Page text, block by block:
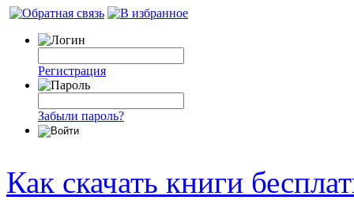
Регистрация
Забыли пароль?
Как скачать книги